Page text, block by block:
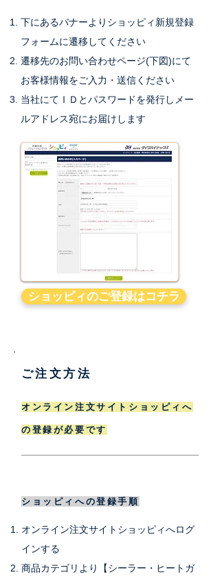
下にあるバナーよりショッピィ新規登録
フォームに遷移してください
遷移先のお問い合わせページ(下図)にて
お客様情報をご入力・送信ください
当社にてＩＤとパスワードを発行し メー
ルアドレス宛にお届けします
ショッピィのご登録はコチラ
ご注文方法
オンライン注文サイトショッピィへ
の登録が必要です
ショッピィへの登録手順
オンライン注文サイトショッピィへログ
インする
商品カテゴリより【シーラー・ヒートガ